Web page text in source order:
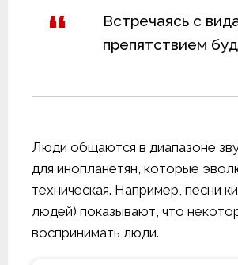
Встречаясь с
препятствием
Люди общаются в диапазоне
для инопланетян, которые
техническая. Например, песни
людей) показывают, что
воспринимать люди.